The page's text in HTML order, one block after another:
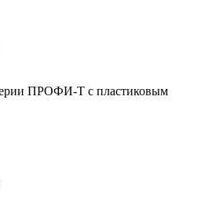
ПРОФИ-Т с пластиковым